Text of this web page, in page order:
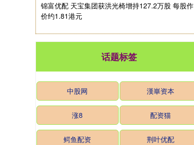
锦富优配 天宝集团获洪光椅增持127.2万股 每股作
价约1.81港元
话题标签
中股网 漢崋资本
涨8 配资猫
鳄鱼配资 荆叶优配